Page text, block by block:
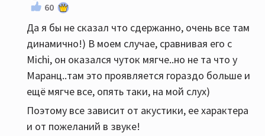
60
Да я бы не сказал что сдержанно, очень все там
динамично!) В моем случае, сравнивая его с
Michi, он оказался чуток мягче..но не та что у
Маранц..там это проявляется гораздо больше и
ещё мягче все, опять таки, на мой слух)
Поэтому все зависит от акустики, ее характера
и от пожеланий в звуке!